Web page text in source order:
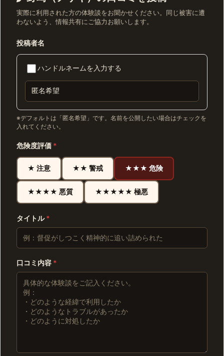
実際に利用された方の体験談をお聞かせください。同じ被害に遭
わないよう、情報共有にご協力お願いします。
投稿者名
ハンドルネームを入力する
※デフォルトは「匿名希望」です。名前を公開したい場合はチェックを
入れてください。
危険度評価 *
★ 注意 ★★ 警戒 ★★★ 危険
★★★★ 悪質 ★★★★★ 極悪
タイトル*
口コミ内容 *